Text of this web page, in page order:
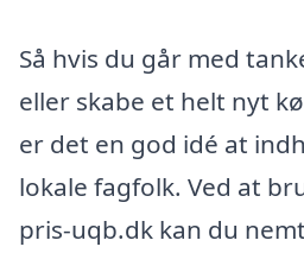
Så hvis du går med
eller skabe et helt nyt
er det en god idé at
lokale fagfolk. Ved at
pris-uqb.dk kan du